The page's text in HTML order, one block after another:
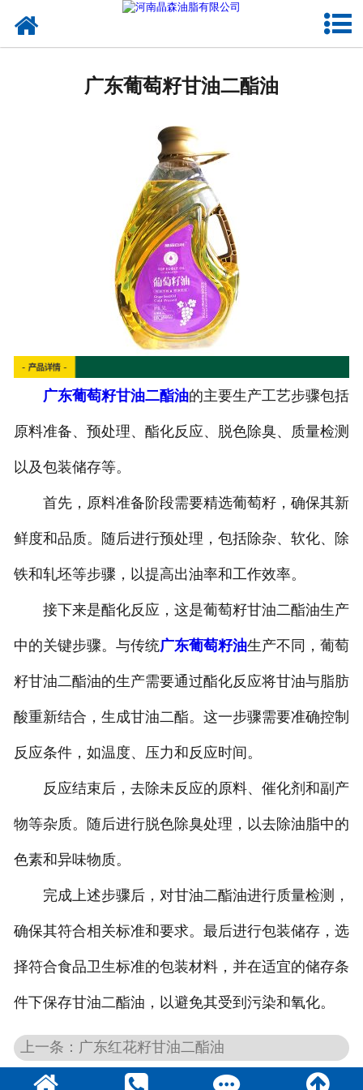
广东来料代工
广东葡萄籽甘油二酯油
广东葡萄籽甘油二酯油的主要生产工艺步骤包括
原料准备、预处理、酯化反应、脱色除臭、质量检测
以及包装储存等。
首先，原料准备阶段需要精选葡萄籽，确保其新
鲜度和品质。随后进行预处理，包括除杂、软化、除
铁和轧坯等步骤，以提高出油率和工作效率。
接下来是酯化反应，这是葡萄籽甘油二酯油生产
中的关键步骤。与传统广东葡萄籽油生产不同，葡萄
籽甘油二酯油的生产需要通过酯化反应将甘油与脂肪
酸重新结合，生成甘油二酯。这一步骤需要准确控制
反应条件，如温度、压力和反应时间。
反应结束后，去除未反应的原料、催化剂和副产
物等杂质。随后进行脱色除臭处理，以去除油脂中的
色素和异味物质。
完成上述步骤后，对甘油二酯油进行质量检测，
确保其符合相关标准和要求。最后进行包装储存，选
择符合食品卫生标准的包装材料，并在适宜的储存条
件下保存甘油二酯油，以避免其受到污染和氧化。
上一条：广东红花籽甘油二酯油